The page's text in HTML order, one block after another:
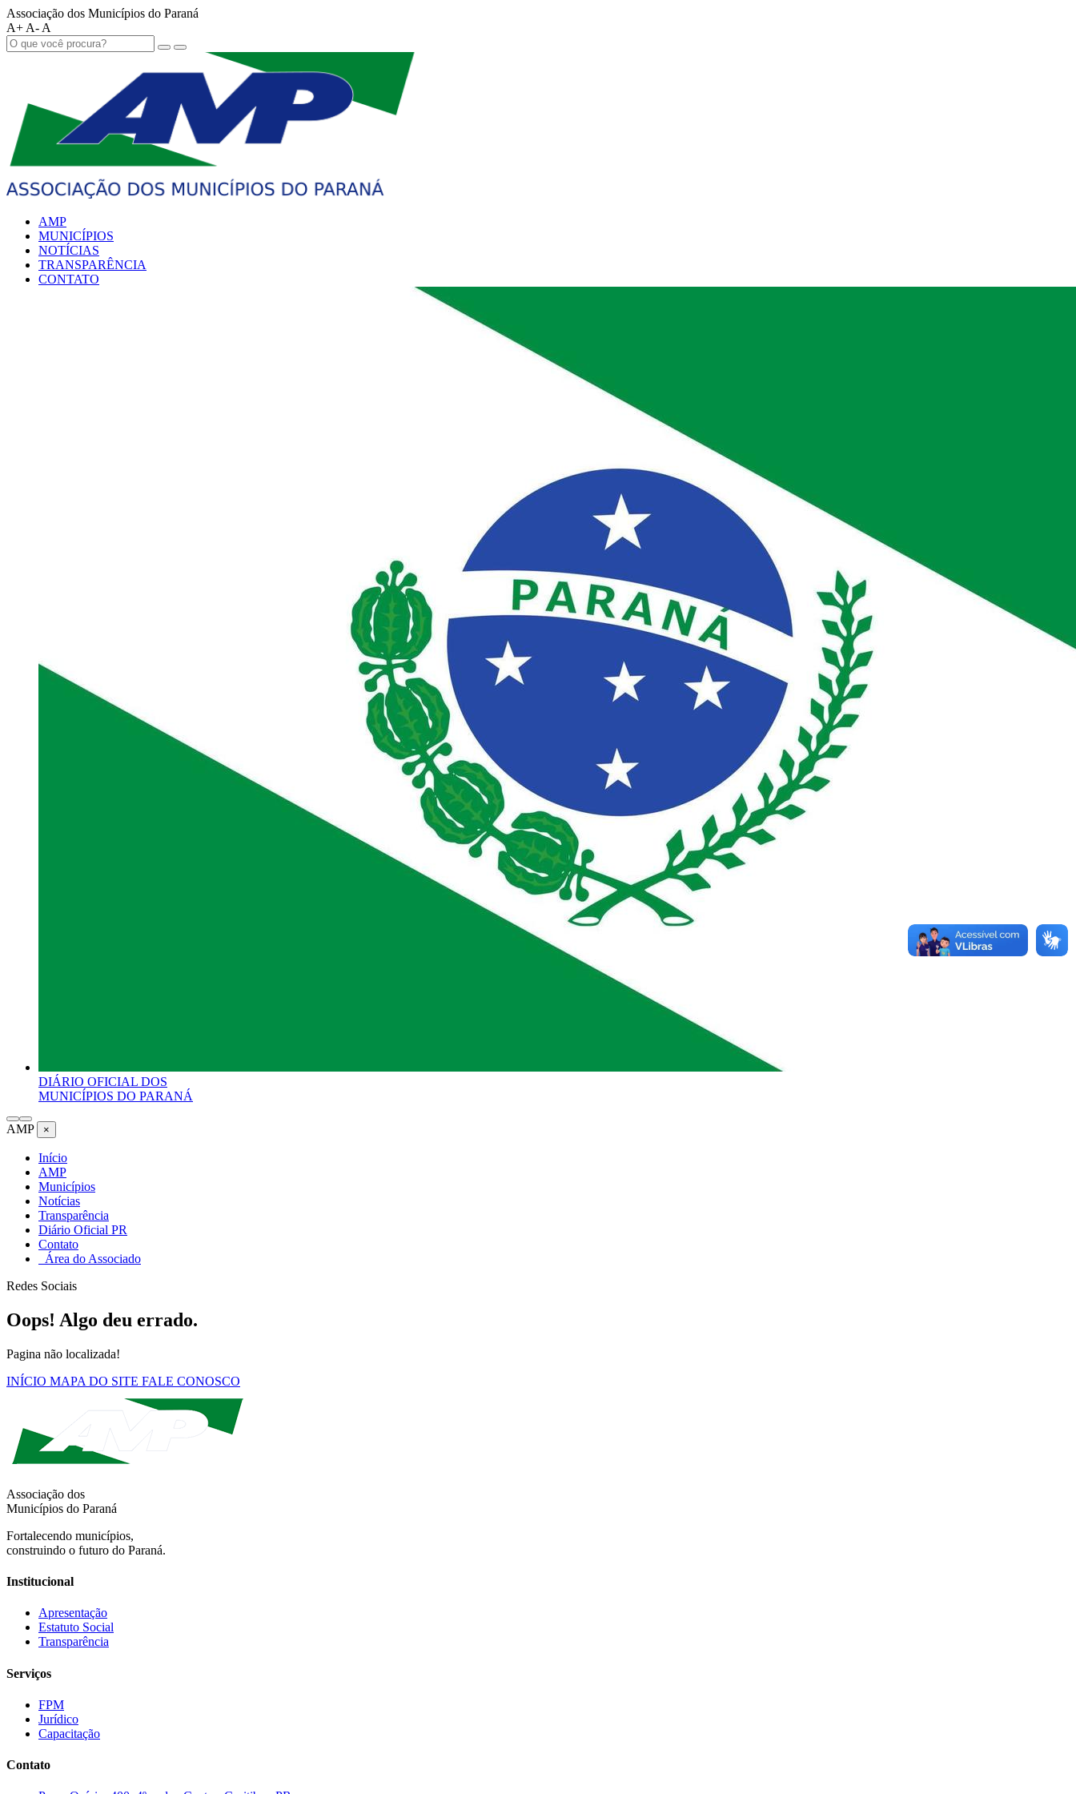
Associação dos Municípios do Paraná
A+ A- A
AMP
MUNICÍPIOS
NOTÍCIAS
TRANSPARÊNCIA
CONTATO
DIÁRIO OFICIAL DOS
MUNICÍPIOS DO PARANÁ
AMP ×
Início
AMP
Municípios
Notícias
Transparência
Diário Oficial PR
Contato
Área do Associado
Redes Sociais
Oops! Algo deu errado.
Pagina não localizada!
INÍCIO MAPA DO SITE FALE CONOSCO
Associação dos
Municípios do Paraná
Fortalecendo municípios,
construindo o futuro do Paraná.
Institucional
Apresentação
Estatuto Social
Transparência
Serviços
FPM
Jurídico
Capacitação
Contato